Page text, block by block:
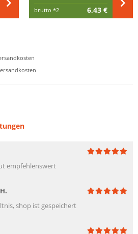
brutto *2 6,43 €
empfehlenswert
shop ist gespeichert